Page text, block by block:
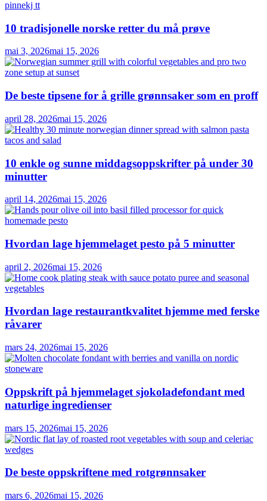
10 tradisjonelle norske retter du må prøve
mai 3, 2026mai 15, 2026
De beste tipsene for å grille grønnsaker som en proff
april 28, 2026mai 15, 2026
10 enkle og sunne middagsoppskrifter på under 30
minutter
april 14, 2026mai 15, 2026
Hvordan lage hjemmelaget pesto på 5 minutter
april 2, 2026mai 15, 2026
Hvordan lage restaurantkvalitet hjemme med ferske
råvarer
mars 24, 2026mai 15, 2026
Oppskrift på hjemmelaget sjokoladefondant med
naturlige ingredienser
mars 15, 2026mai 15, 2026
De beste oppskriftene med rotgrønnsaker
mars 6, 2026mai 15, 2026